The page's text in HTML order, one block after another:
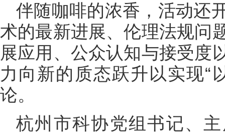
伴随咖啡的浓香，活动还
术的最新进展、伦理法规问
展应用、公众认知与接受度
力向新的质态跃升以实现“
论。
杭州市科协党组书记、